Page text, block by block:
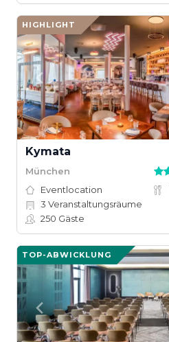
HIGHLIGHT
Kymata
München
Eventlocation
3 Veranstaltungsräume
250 Gäste
TOP-ABWICKLUNG